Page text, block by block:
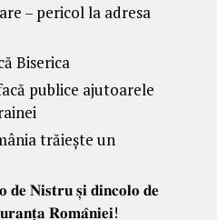
– pericol la adresa
Biserica
publice ajutoarele
trăiește un
𝐍𝐢𝐬𝐭𝐫𝐮 𝐬̦𝐢 𝐝𝐢𝐧𝐜𝐨𝐥𝐨 𝐝𝐞
𝐑𝐨𝐦𝐚̂𝐧𝐢𝐞𝐢!